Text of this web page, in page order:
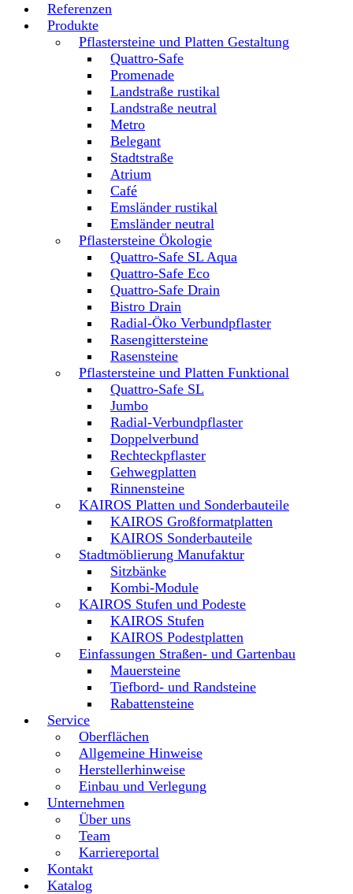
Referenzen
Produkte
Pflastersteine und Platten Gestaltung
Quattro-Safe
Promenade
Landstraße rustikal
Landstraße neutral
Metro
Belegant
Stadtstraße
Atrium
Café
Emsländer rustikal
Emsländer neutral
Pflastersteine Ökologie
Quattro-Safe SL Aqua
Quattro-Safe Eco
Quattro-Safe Drain
Bistro Drain
Radial-Öko Verbundpflaster
Rasengittersteine
Rasensteine
Pflastersteine und Platten Funktional
Quattro-Safe SL
Jumbo
Radial-Verbundpflaster
Doppelverbund
Rechteckpflaster
Gehwegplatten
Rinnensteine
KAIROS Platten und Sonderbauteile
KAIROS Großformatplatten
KAIROS Sonderbauteile
Stadtmöblierung Manufaktur
Sitzbänke
Kombi-Module
KAIROS Stufen und Podeste
KAIROS Stufen
KAIROS Podestplatten
Einfassungen Straßen- und Gartenbau
Mauersteine
Tiefbord- und Randsteine
Rabattensteine
Service
Oberflächen
Allgemeine Hinweise
Herstellerhinweise
Einbau und Verlegung
Unternehmen
Über uns
Team
Karriereportal
Kontakt
Katalog